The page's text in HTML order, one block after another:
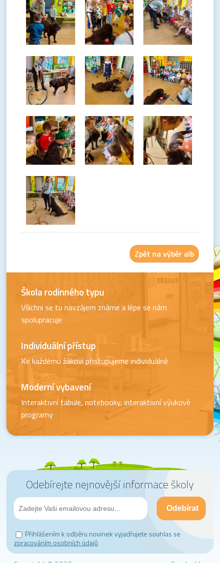
Zpět na výběr alb
Škola rodinného typu
Všichni se tu navzájem známe a lépe se nám
spolupracuje
Individuální přístup
Ke každému žákovi přistupujeme individuálně
Moderní vybavení
Interaktivní tabule, notebooky, interaktivní výukové
programy
Odebírejte nejnovější informace školy
Přihlášením k odběru novinek vyjadřujete souhlas se
zpracováním osobních údajů